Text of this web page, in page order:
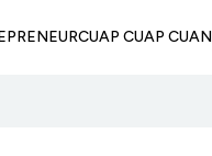
CUAP CUAP CUAN